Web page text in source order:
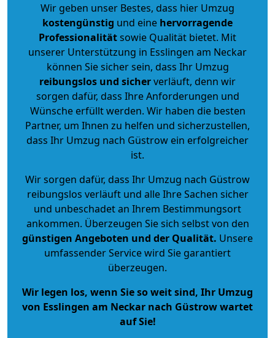
Wir geben unser Bestes, dass hier Umzug
kostengünstig und eine hervorragende
Professionalitätsowie Qualität bietet. Mit
unserer Unterstützung in Esslingen am Neckar
können Sie sicher sein, dass Ihr Umzug
reibungslos und sicherverläuft, denn wir
sorgen dafür, dass Ihre Anforderungen und
Wünsche erfüllt werden. Wir haben die besten
Partner, um Ihnen zu helfen und sicherzustellen,
dass Ihr Umzug nach Güstrow ein erfolgreicher
ist.
Wir sorgen dafür, dass Ihr Umzug nach Güstrow
reibungslos verläuft und alle Ihre Sachen sicher
und unbeschadet an Ihrem Bestimmungsort
ankommen. Überzeugen Sie sich selbst von den
günstigen Angeboten und der Qualität. Unsere
umfassender Service wird Sie garantiert
überzeugen.
Wir legen los, wenn Sie so weit sind, Ihr Umzug
von Esslingen am Neckar nach Güstrow wartet
auf Sie!